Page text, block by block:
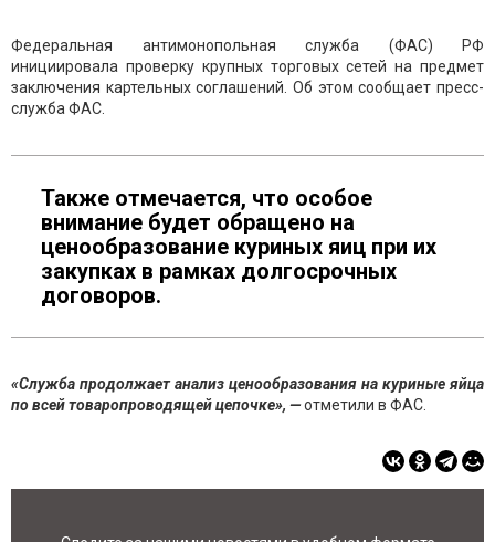
Федеральная антимонопольная служба (ФАС) РФ
инициировала проверку крупных торговых сетей на предмет
заключения картельных соглашений. Об этом сообщает пресс-
служба ФАС.
Также отмечается, что особое
внимание будет обращено на
ценообразование куриных яиц при их
закупках в рамках долгосрочных
договоров.
«Служба продолжает анализ ценообразования на куриные яйца
по всей товаропроводящей цепочке», —отметили в ФАС.